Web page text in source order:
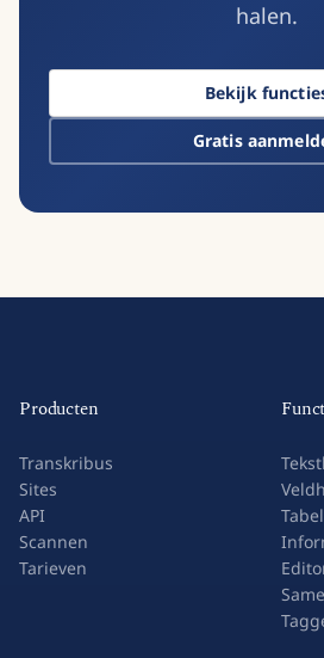
halen.
Bekijk
Gratis
Producten
Transkribus
Sites
API
Scannen
Tarieven